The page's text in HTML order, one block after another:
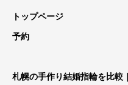
トップページ
予約
札幌の手作り結婚指輪を比較｜